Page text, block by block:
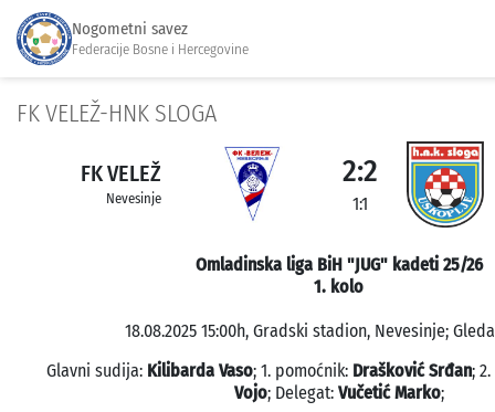
Nogometni savez
Federacije Bosne i Hercegovine
FK VELEŽ-HNK SLOGA
FK VELEŽ
Nevesinje
2:2
1:1
Omladinska liga BiH "JUG" kadeti 25/26
1. kolo
18.08.2025 15:00h, Gradski stadion, Nevesinje;
Glavni sudija: Kilibarda Vaso; 1. pomoćnik: Drašković Srđan;
Vojo; Delegat: Vučetić Marko;